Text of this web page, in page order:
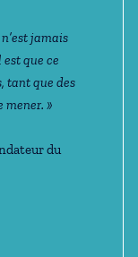
jamais
que ce
tant que des
mener. »
du